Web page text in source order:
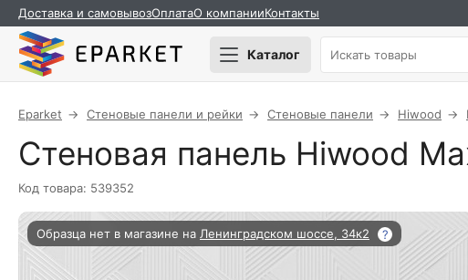
Доставка и самовывозОплатаО компанииКонтакты
Каталог
Eparket Стеновые панели и рейки Стеновые панели Hiwood
Стеновая панель Hiwood
Код товара: 539352
Образца нет в магазине на Ленинградском шоссе, 34к2 ?